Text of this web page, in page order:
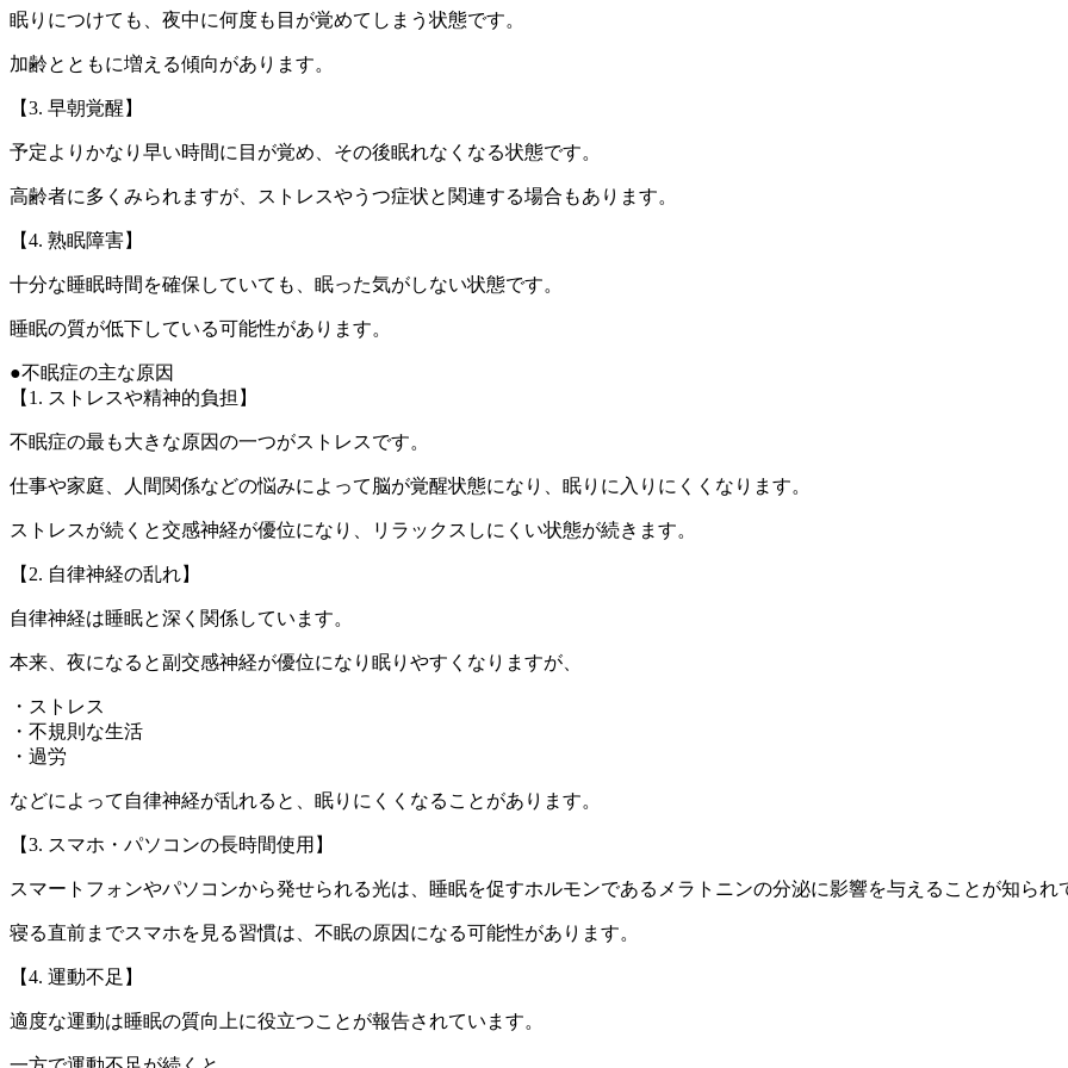
眠りにつけても、夜中に何度も目が覚めてしまう状態です。
加齢とともに増える傾向があります。
【3. 早朝覚醒】
予定よりかなり早い時間に目が覚め、その後眠れなくなる状態です。
高齢者に多くみられますが、ストレスやうつ症状と関連する場合もあります。
【4. 熟眠障害】
十分な睡眠時間を確保していても、眠った気がしない状態です。
睡眠の質が低下している可能性があります。
●不眠症の主な原因
【1. ストレスや精神的負担】
不眠症の最も大きな原因の一つがストレスです。
仕事や家庭、人間関係などの悩みによって脳が覚醒状態になり、眠りに入りにくくなります。
ストレスが続くと交感神経が優位になり、リラックスしにくい状態が続きます。
【2. 自律神経の乱れ】
自律神経は睡眠と深く関係しています。
本来、夜になると副交感神経が優位になり眠りやすくなりますが、
・ストレス
・不規則な生活
・過労
などによって自律神経が乱れると、眠りにくくなることがあります。
【3. スマホ・パソコンの長時間使用】
スマートフォンやパソコンから発せられる光は、睡眠を促すホルモンであるメラトニンの分泌に影響を与えることが知られ
寝る直前までスマホを見る習慣は、不眠の原因になる可能性があります。
【4. 運動不足】
適度な運動は睡眠の質向上に役立つことが報告されています。